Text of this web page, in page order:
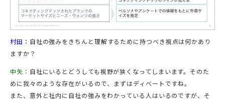
村田： 自社の強みをきちんと理解するために持つべき視点は何かあり
ますか？
中矢： 自社にいるとどうしても視野が狭くなってしまいます。そのた
めに我々のような存在がいるので、まずはディベートですね。
また、意外と社内に自社の強みをわかっている人はいるのですが、そ